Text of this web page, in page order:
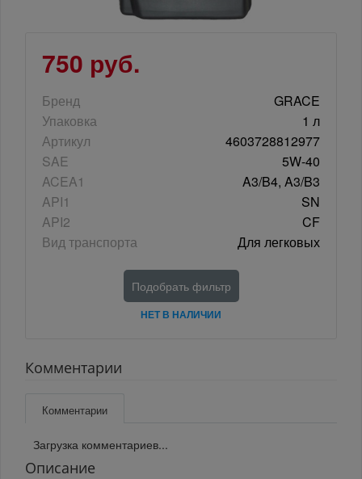
750 руб.
Бренд
GRACE
Упаковка
1 л
Артикул
4603728812977
SAE
5W-40
ACEA1
A3/B4, A3/B3
API1
SN
API2
CF
Вид транспорта
Для легковых
Подобрать фильтр
НЕТ В НАЛИЧИИ
Комментарии
Комментарии
Загрузка комментариев...
Описание